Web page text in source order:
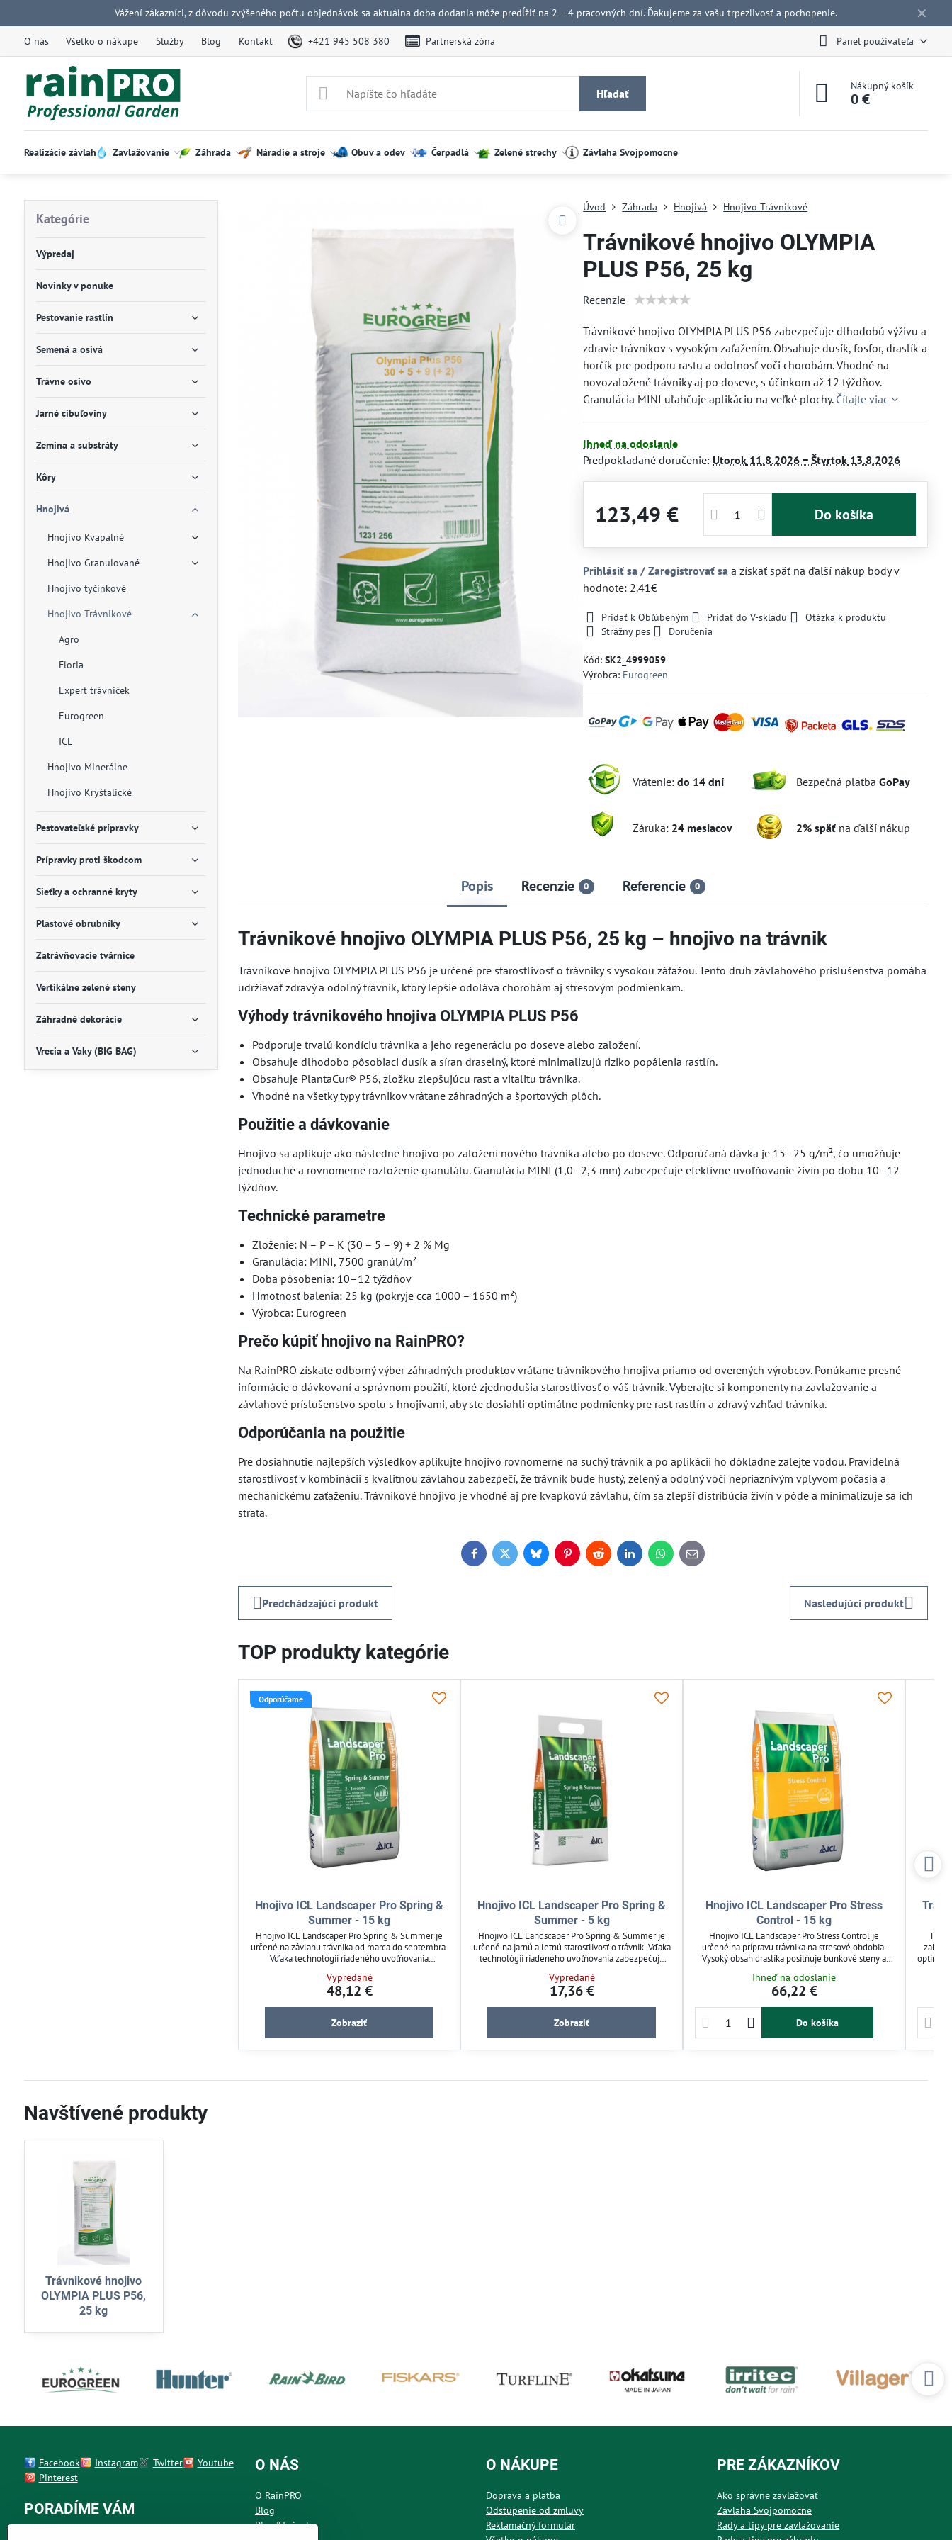
✕
Vážení zákazníci, z dôvodu zvýšeného počtu objednávok sa aktuálna doba dodania môže predĺžiť na 2 – 4 pracovných dní. Ďakujeme za vašu trpezlivosť a pochopenie.
O nás Všetko o nákupe Služby Blog Kontakt +421 945 508 380 Partnerská zóna Panel používateľa
Hľadať
Nákupný košík
0 €
Realizácie závlah Zavlažovanie Záhrada Náradie a stroje Obuv a odev Čerpadlá Zelené strechy Závlaha Svojpomocne
Úvod Záhrada Hnojivá Hnojivo Trávnikové
Trávnikové hnojivo OLYMPIA
PLUS P56, 25 kg
Recenzie
Trávnikové hnojivo OLYMPIA PLUS P56 zabezpečuje dlhodobú výživu a
zdravie trávnikov s vysokým zaťažením. Obsahuje dusík, fosfor, draslík a
horčík pre podporu rastu a odolnosť voči chorobám. Vhodné na
novozaložené trávniky aj po doseve, s účinkom až 12 týždňov.
Granulácia MINI uľahčuje aplikáciu na veľké plochy. Čítajte viac
Ihneď na odoslanie
Predpokladané doručenie: Utorok 11.8.2026 −Štvrtok 13.8.2026
123,49 € Do košíka
Prihlásiť sa / Zaregistrovať sa a získať späť na ďalší nákup body v
hodnote: 2.41€
Pridať k Obľúbeným Pridať do V-skladu
Otázka k produktu
Strážny pes
Doručenia
Kód:SK2_4999059
Výrobca: Eurogreen
Vrátenie:do 14 dní Bezpečná platbaGoPay
Záruka: 24 mesiacov 2% späť na ďalší nákup
Popis Recenzie 0 Referencie 0
Trávnikové hnojivo OLYMPIA PLUS P56, 25 kg – hnojivo na trávnik
Trávnikové hnojivo OLYMPIA PLUS P56 je určené pre starostlivosť o trávniky s vysokou záťažou. Tento druh závlahového príslušenstva pomáha
udržiavať zdravý a odolný trávnik, ktorý lepšie odoláva chorobám aj stresovým podmienkam.
Výhody trávnikového hnojiva OLYMPIA PLUS P56
Podporuje trvalú kondíciu trávnika a jeho regeneráciu po doseve alebo založení.
Obsahuje dlhodobo pôsobiaci dusík a síran draselný, ktoré minimalizujú riziko popálenia rastlín.
Obsahuje PlantaCur® P56, zložku zlepšujúcu rast a vitalitu trávnika.
Vhodné na všetky typy trávnikov vrátane záhradných a športových plôch.
Použitie a dávkovanie
Hnojivo sa aplikuje ako následné hnojivo po založení nového trávnika alebo po doseve. Odporúčaná dávka je 15–25 g/m², čo umožňuje
jednoduché a rovnomerné rozloženie granulátu. Granulácia MINI (1,0–2,3 mm) zabezpečuje efektívne uvoľňovanie živín po dobu 10–12
týždňov.
Technické parametre
Zloženie: N – P – K (30 – 5 – 9) + 2 % Mg
Granulácia: MINI, 7500 granúl/m²
Doba pôsobenia: 10–12 týždňov
Hmotnosť balenia: 25 kg (pokryje cca 1000 – 1650 m²)
Výrobca: Eurogreen
Prečo kúpiť hnojivo na RainPRO?
Na RainPRO získate odborný výber záhradných produktov vrátane trávnikového hnojiva priamo od overených výrobcov. Ponúkame presné
informácie o dávkovaní a správnom použití, ktoré zjednodušia starostlivosť o váš trávnik. Vyberajte si komponenty na zavlažovanie a
závlahové príslušenstvo spolu s hnojivami, aby ste dosiahli optimálne podmienky pre rast rastlín a zdravý vzhľad trávnika.
Odporúčania na použitie
Pre dosiahnutie najlepších výsledkov aplikujte hnojivo rovnomerne na suchý trávnik a po aplikácii ho dôkladne zalejte vodou. Pravidelná
starostlivosť v kombinácii s kvalitnou závlahou zabezpečí, že trávnik bude hustý, zelený a odolný voči nepriaznivým vplyvom počasia a
mechanickému zaťaženiu. Trávnikové hnojivo je vhodné aj pre kvapkovú závlahu, čím sa zlepší distribúcia živín v pôde a minimalizuje sa ich
strata.
FacebookTwitterBlueskyPinterestRedditLinkedInWhatsApp
E-
mail
Predchádzajúci produkt Nasledujúci produkt
TOP produkty kategórie
Odporúčame
Hnojivo ICL Landscaper Pro Spring &
Summer - 15 kg
Hnojivo ICL Landscaper Pro Spring & Summer je
určené na závlahu trávnika od marca do septembra.
Vďaka technológii riadeného uvoľňovania
na 3 mesiace. Obsahuje dusík, draslík, vápnik a
horčík pre zdravý rast a sýtu farbu trávnika. Aplikujte
Vypredané
48,12 €
Zobraziť
Hnojivo ICL Landscaper Pro Spring &
Summer - 5 kg
Hnojivo ICL Landscaper Pro Spring & Summer je
určené na jarnú a letnú starostlivosť o trávnik. Vďaka
technológii riadeného uvoľňovania zabezpečuje
podporuje zdravý rast a sýtu farbu. Obsahuje dusík,
draslík, vápnik a horčík pre vyváženú výživu
Vypredané
17,36 €
Zobraziť
Hnojivo ICL Landscaper Pro Stress
Control - 15 kg
Hnojivo ICL Landscaper Pro Stress Control je
určené na prípravu trávnika na stresové obdobia.
Vysoký obsah draslíka posilňuje bunkové steny a
uvoľňovaním podporuje rast len za priaznivých
podmienok. Mini granule zabezpečujú rovnomernú
aplikáciu od marca do septembra.
Ihneď na odoslanie
66,22 €
Do košíka
Kategórie
Výpredaj
Novinky v ponuke
Pestovanie rastlín
Semená a osivá
Trávne osivo
Jarné cibuľoviny
Zemina a substráty
Kôry
Hnojivá
Hnojivo Kvapalné
Hnojivo Granulované
Hnojivo tyčinkové
Hnojivo Trávnikové
Agro
Floria
Expert trávniček
Eurogreen
ICL
Hnojivo Minerálne
Hnojivo Kryštalické
Pestovateľské prípravky
Prípravky proti škodcom
Sieťky a ochranné kryty
Plastové obrubníky
Zatrávňovacie tvárnice
Vertikálne zelené steny
Záhradné dekorácie
Vrecia a Vaky (BIG BAG)
Navštívené produkty
Trávnikové hnojivo
OLYMPIA PLUS P56,
25 kg
Facebook Instagram Twitter
Youtube
Pinterest
PORADÍME VÁM
O NÁS
O RainPRO
Blog
Plug&Irrigate
O NÁKUPE
Doprava a platba
Odstúpenie od zmluvy
Reklamačný formulár
PRE ZÁKAZNÍKOV
Ako správne zavlažovať
Závlaha Svojpomocne
Rady a tipy pre zavlažovanie